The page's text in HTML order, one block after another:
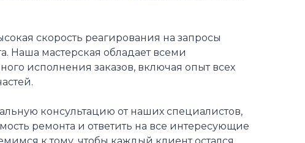
скорость реагирования на запросы
Наша мастерская обладает всеми
исполнения заказов, включая опыт всех
консультацию от наших специалистов,
ремонта и ответить на все интересующие
к тому, чтобы каждый клиент остался